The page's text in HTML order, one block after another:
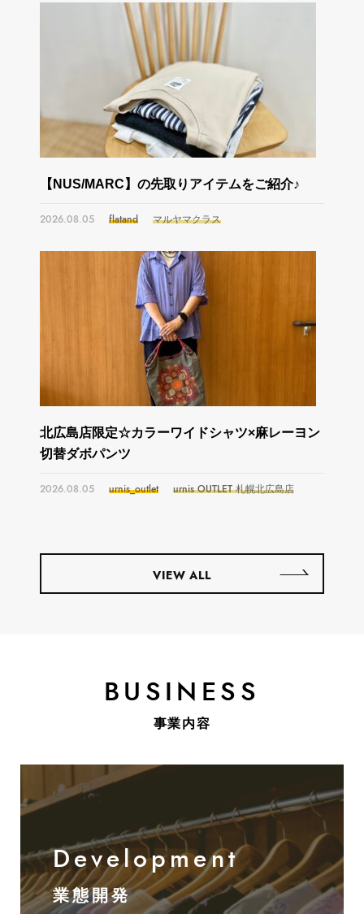
【NUS/MARC】の先取りアイテムをご紹介♪
2026.08.05 flatand マルヤマクラス
北広島店限定☆カラーワイドシャツ×麻レーヨン
切替ダボパンツ
2026.08.05 urnis_outlet urnis OUTLET 札幌北広島店
VIEW ALL
BUSINESS
事業内容
Development
業態開発